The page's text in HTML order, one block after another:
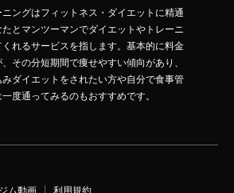
ングはフィットネス・ダイエットに精通
とマンツーマンでダイエットやトレーニ
れるサービスを指します。基本的に料金
その分短期間で痩せやすい傾向があり、
ダイエットをされたい方や自分で食事管
度通ってみるのもおすすめです。
ジム動画 利用規約